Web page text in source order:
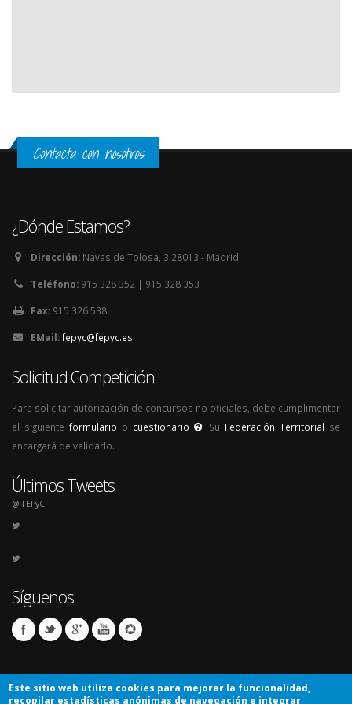
Contacta con nosotros
¿Dónde Estamos?
Dirección: Navas de Tolosa, 3 28013 - Madrid
Teléfono: 915 328 352 | 915 328 353
Fax: 915 326 538
EMail:fepyc@fepyc.es
Solicitud Competición
Para solicitar autorización de concursos no oficiales, debe cumplimentar
el siguiente formulario o cuestionario . Su Federación Territorial se
encargará de validarlo.
Últimos Tweets
@ FEPyC
Síguenos
Este sitio web utiliza cookies para mejorar la funcionalidad,
recopilar estadísticas anónimas de navegación e integrar